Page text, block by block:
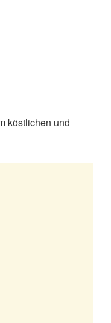
köstlichen und